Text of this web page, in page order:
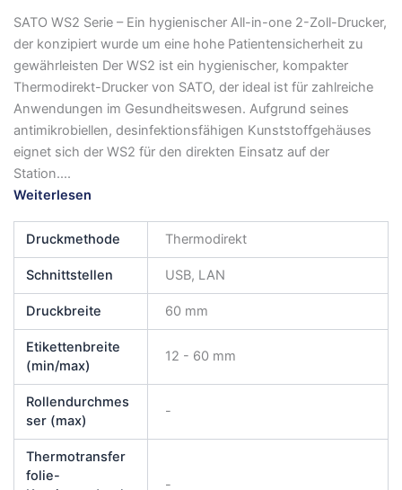
SATO WS2 Serie – Ein hygienischer All-in-one 2-Zoll-Drucker,
der konzipiert wurde um eine hohe Patientensicherheit zu
gewährleisten Der WS2 ist ein hygienischer, kompakter
Thermodirekt-Drucker von SATO, der ideal ist für zahlreiche
Anwendungen im Gesundheitswesen. Aufgrund seines
antimikrobiellen, desinfektionsfähigen Kunststoffgehäuses
eignet sich der WS2 für den direkten Einsatz auf der
Station....
Weiterlesen
Druckmethode Thermodirekt
Schnittstellen USB, LAN
Druckbreite 60 mm
Etikettenbreite
(min/max)
12 - 60 mm
Rollendurchmes
ser (max)
-
Thermotransfer
folie-
-